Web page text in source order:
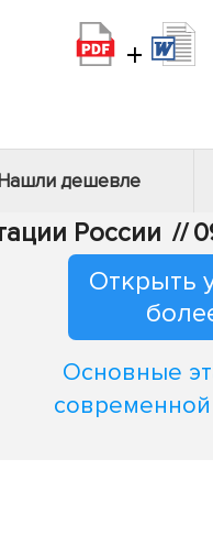
+
Нашли дешевле
России //
Открыть
Основные